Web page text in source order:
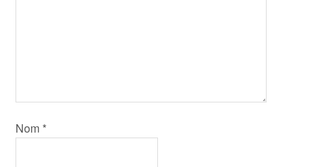
Nom *